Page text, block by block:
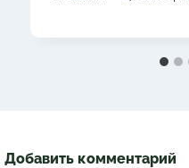
Добавить комментарий